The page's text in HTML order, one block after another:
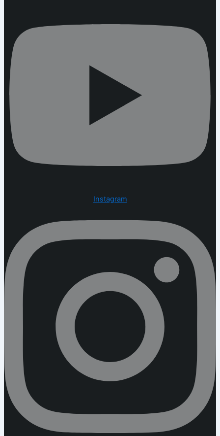
Instagram